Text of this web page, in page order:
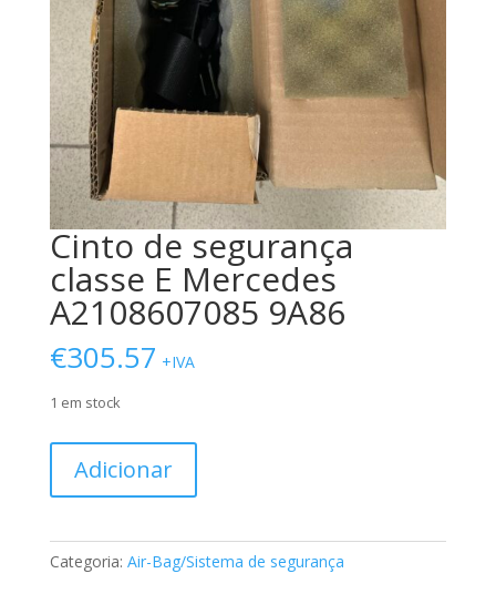
Cinto de segurança
classe E Mercedes
A2108607085 9A86
€305.57 +IVA
1 em stock
Cinto
segurança
Adicionar
Categoria: Air-Bag/Sistema de segurança